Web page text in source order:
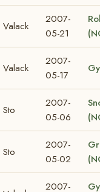
Valack
2007-
05-21
Valack
2007-
05-17
Sto
2007-
05-06
Sto
2007-
05-02
2007-